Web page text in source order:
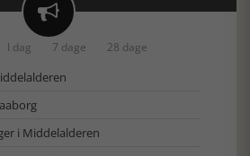

I dag 7 dage 28 dage
i Middelalderen